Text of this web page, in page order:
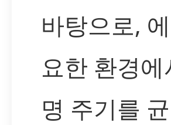
바탕으로,
요한 환경
명 주기를